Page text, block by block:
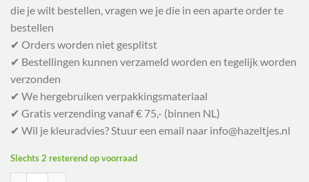
die je wilt bestellen, vragen we je die in een aparte order te
bestellen
✔ Orders worden niet gesplitst
✔ Bestellingen kunnen verzameld worden en tegelijk worden
verzonden
✔ We hergebruiken verpakkingsmateriaal
✔ Gratis verzending vanaf € 75,- (binnen NL)
✔ Wil je kleuradvies? Stuur een email naar info@hazeltjes.nl
Slechts 2 resterend op voorraad